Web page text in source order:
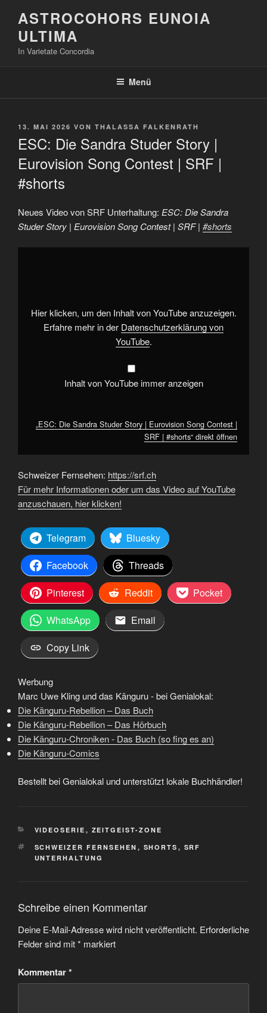
Inhalt
springen
ASTROCOHORS EUNOIA
ULTIMA
In Varietate Concordia
Menü
VERÖFFENTLICHT
13. MAI 2026 VON THALASSA FALKENRATH
ESC: Die Sandra Studer Story |
Eurovision Song Contest | SRF |
#shorts
Neues Video von SRF Unterhaltung: ESC: Die Sandra
Studer Story | Eurovision Song Contest | SRF | #shorts
„ESC:
Song
Contest
Hier klicken, um den Inhalt von YouTube anzuzeigen.
Erfahre mehr in der Datenschutzerklärung von
YouTube.
Inhalt von YouTube immer anzeigen
„ESC: Die Sandra Studer Story | Eurovision Song Contest |
SRF | #shorts“ direkt öffnen
Schweizer Fernsehen: https://srf.ch
Für mehr Informationen oder um das Video auf YouTube
anzuschauen, hier klicken!
Telegram
Bluesky
Facebook
Threads
Pinterest
Reddit
Pocket
WhatsApp
Email
Copy Link
Werbung
Marc Uwe Kling und das Känguru - bei Genialokal:
Die Känguru-Rebellion – Das Buch
Die Känguru-Rebellion – Das Hörbuch
Die Känguru-Chroniken - Das Buch (so fing es an)
Die Känguru-Comics
Bestellt bei Genialokal und unterstützt lokale Buchhändler!
KATEGORIEN
VIDEOSERIE , ZEITGEIST-ZONE
SCHLAGWÖRTER
SCHWEIZER FERNSEHEN , SHORTS , SRF
UNTERHALTUNG
Schreibe einen Kommentar
Deine E-Mail-Adresse wird nicht veröffentlicht. Erforderliche
Felder sind mit* markiert
Kommentar*